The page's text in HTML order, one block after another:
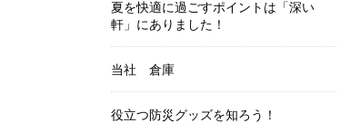
夏を快適に過ごすポイントは「深い
軒」にありました！
当社 倉庫
役立つ防災グッズを知ろう！